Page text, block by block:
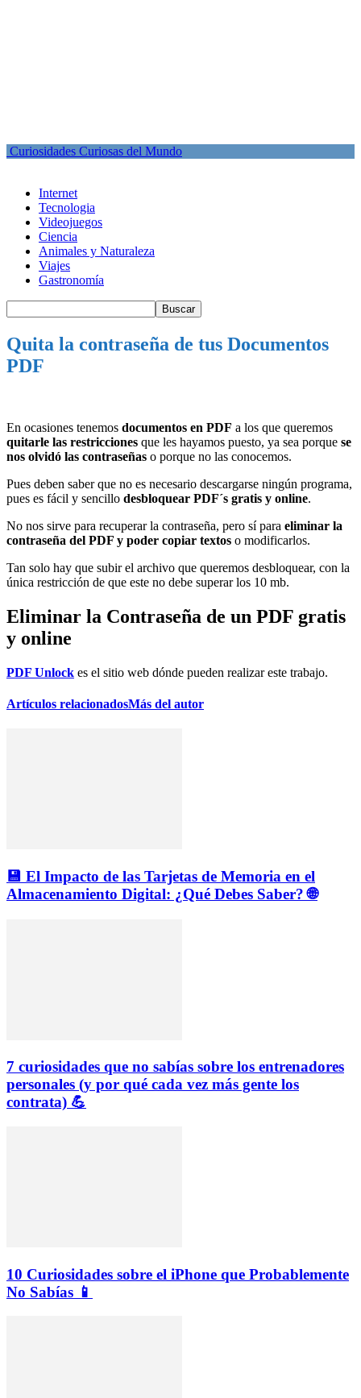
Curiosidades Curiosas del Mundo
Internet
Tecnologia
Videojuegos
Ciencia
Animales y Naturaleza
Viajes
Gastronomía
Quita la contraseña de tus Documentos
PDF
En ocasiones tenemos documentos en PDF a los que queremos
quitarle las restricciones que les hayamos puesto, ya sea porque se
nos olvidó las contraseñas o porque no las conocemos.
Pues deben saber que no es necesario descargarse ningún programa,
pues es fácil y sencillo desbloquear PDF´s gratis y online.
No nos sirve para recuperar la contraseña, pero sí para eliminar la
contraseña del PDF y poder copiar textos o modificarlos.
Tan solo hay que subir el archivo que queremos desbloquear, con la
única restricción de que este no debe superar los 10 mb.
Eliminar la Contraseña de un PDF gratis
y online
PDF Unlock es el sitio web dónde pueden realizar este trabajo.
Artículos relacionadosMás del autor
💾 El Impacto de las Tarjetas de Memoria en el
Almacenamiento Digital: ¿Qué Debes Saber? 🌐
7 curiosidades que no sabías sobre los entrenadores
personales (y por qué cada vez más gente los
contrata) 💪
10 Curiosidades sobre el iPhone que Probablemente
No Sabías 📱